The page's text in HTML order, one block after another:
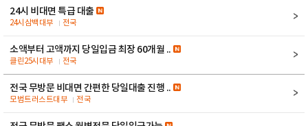
24시 비대면 특급 대출
24시삼백대부 전국
소액부터 고액까지 당일입금 최장 60개월 ..
클린25시대부 전국
전국 무방문 비대면 간편한 당일대출 진행 ..
모범트러스트대부 전국